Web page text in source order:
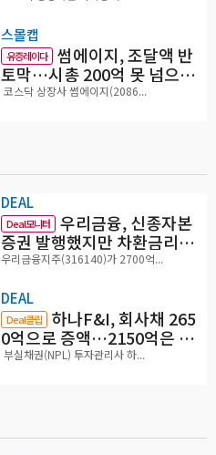
스몰캡
유증레이다 썸에이지, 조달액 반
토막…시총 200억 못 넘으면
철회
코스닥 상장사 썸에이지(2086...
DEAL
Deal모니터 우리금융, 신종자본
증권 발행했지만 차환금리
'부담'
우리금융지주(316140)가 2700억...
DEAL
Deal클립 하나F&I, 회사채 265
0억으로 증액…2150억은 차
환
부실채권(NPL) 투자관리사 하...